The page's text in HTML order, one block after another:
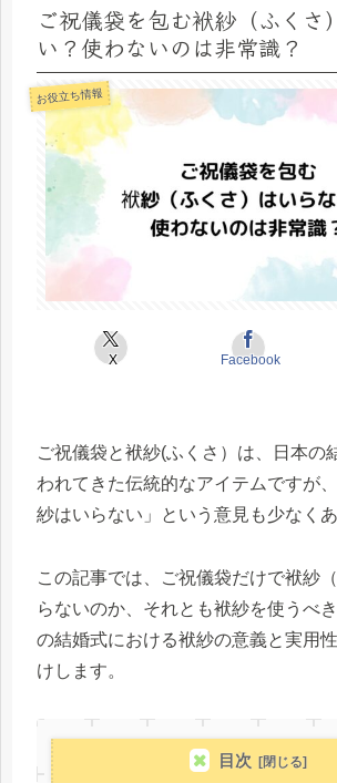
ご祝儀袋を包む袱紗（ふくさ
い？使わないのは非常識？
お役立ち情報
X Facebook
ご祝儀袋と袱紗(ふくさ）は、日本の
われてきた伝統的なアイテムですが
紗はいらない」という意見も少なくあ
この記事では、ご祝儀袋だけで袱紗
らないのか、それとも袱紗を使うべ
の結婚式における袱紗の意義と実用
けします。
目次